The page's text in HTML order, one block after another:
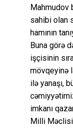
Mahmudov
sahibi olan
hamının
Buna görə
işçisinin
mövqeyinə
ilə yanaşı,
imkanı
Milli